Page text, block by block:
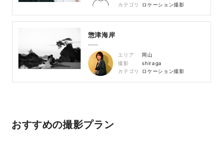
カテゴリ
ロケーション撮影
惣津海岸
エリア
岡山
撮影
shiraga
カテゴリ
ロケーション撮影
おすすめの撮影プラン